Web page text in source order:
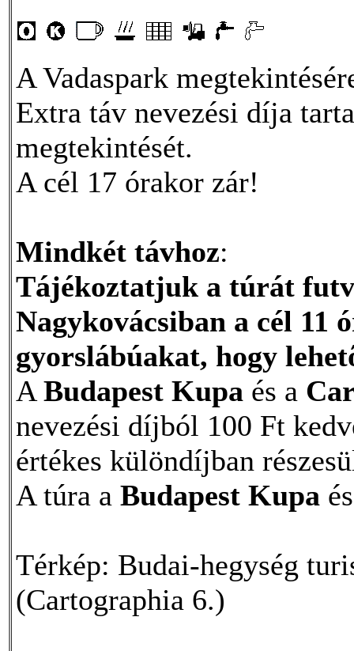
A Vadaspark
Extra táv nevezési díja
megtekintését.
A cél 17 órakor zár!
Mindkét távhoz:
Tájékoztatjuk a túrát
Nagykovácsiban a cél
gyorslábúakat, hogy
A Budapest Kupa és a
nevezési díjból 100 Ft
értékes különdíjban
A túra a Budapest Kupa
Térkép: Budai-hegység
(Cartographia 6.)